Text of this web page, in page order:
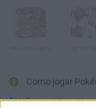
Como jogar
Escolha um nome para